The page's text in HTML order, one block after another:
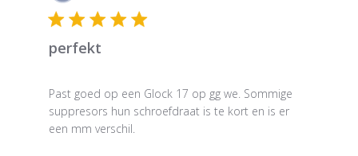
perfekt
Past goed op een Glock 17 op gg we. Sommige
suppresors hun schroefdraat is te kort en is er
een mm verschil.